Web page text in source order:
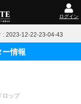
ログイン
: 2023-12-22-23-04-43
ー情報
ロップ